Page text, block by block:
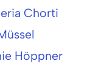
Chorti
Höppner